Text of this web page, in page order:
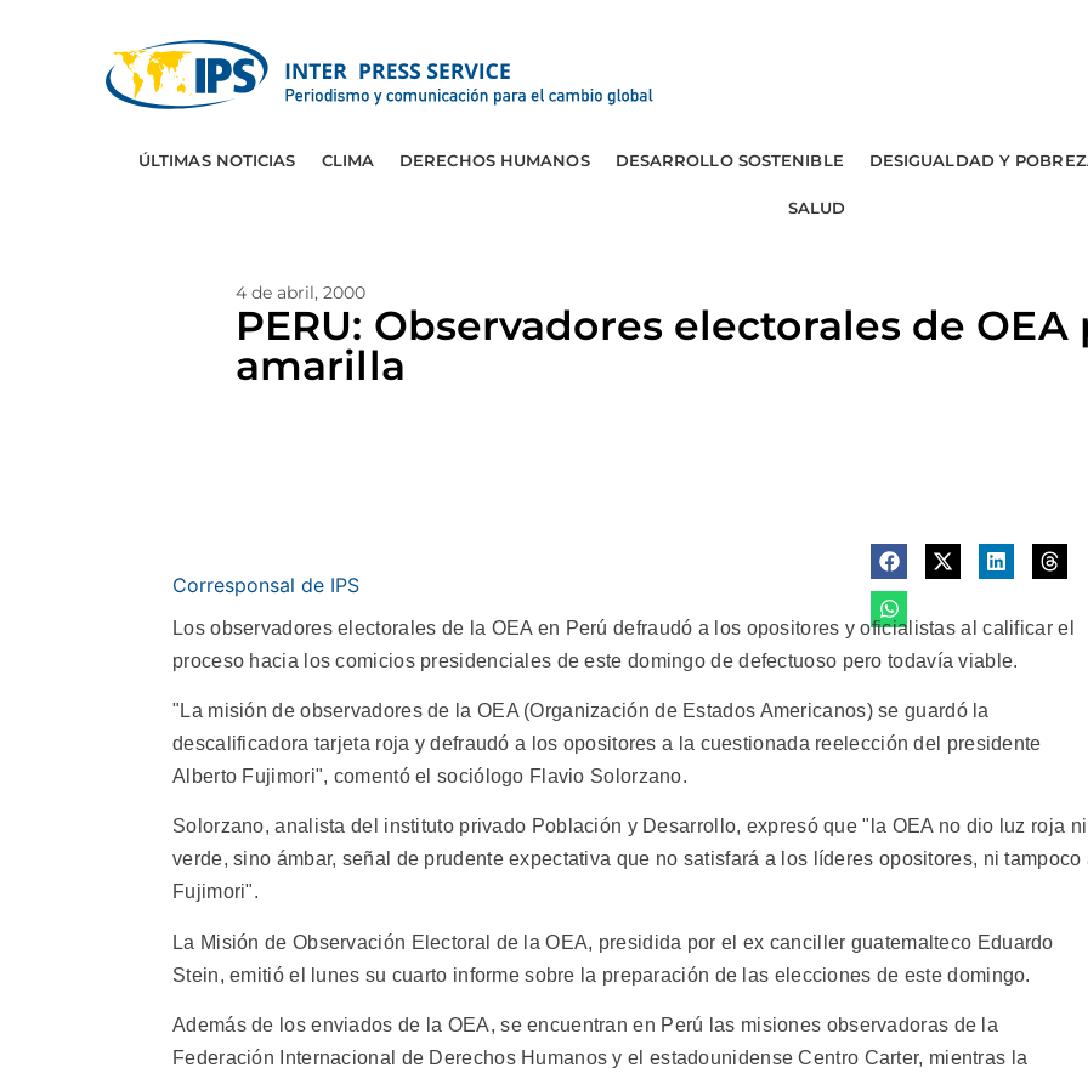
ÚLTIMAS NOTICIAS CLIMA DERECHOS HUMANOS DESARROLLO SOSTENIBLE DESIGUALDAD Y
SALUD
4 de abril, 2000
PERU: Observadores electorales de
amarilla
Corresponsal de IPS
Los observadores electorales de la OEA en Perú defraudó a los opositores y oficialistas al calificar el
proceso hacia los comicios presidenciales de este domingo de defectuoso pero todavía viable.
"La misión de observadores de la OEA (Organización de Estados Americanos) se guardó la
descalificadora tarjeta roja y defraudó a los opositores a la cuestionada reelección del presidente
Alberto Fujimori", comentó el sociólogo Flavio Solorzano.
Solorzano, analista del instituto privado Población y Desarrollo, expresó que "la OEA no dio luz roja ni
verde, sino ámbar, señal de prudente expectativa que no satisfará a los líderes opositores, ni tampoco
Fujimori".
La Misión de Observación Electoral de la OEA, presidida por el ex canciller guatemalteco Eduardo
Stein, emitió el lunes su cuarto informe sobre la preparación de las elecciones de este domingo.
Además de los enviados de la OEA, se encuentran en Perú las misiones observadoras de la
Federación Internacional de Derechos Humanos y el estadounidense Centro Carter, mientras la